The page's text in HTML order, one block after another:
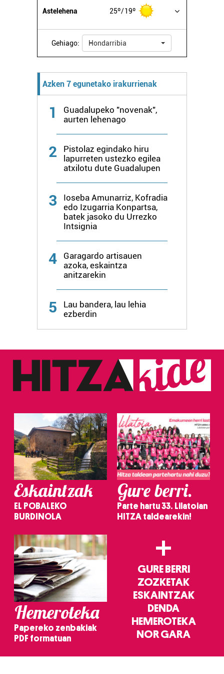
Astelehena 25º 19º
Gehiago: Hondarribia
Azken 7 egunetako irakurrienak
1
Guadalupeko "novenak",
aurten lehenago
2
Pistolaz egindako hiru
lapurreten ustezko egilea
atxilotu dute Guadalupen
3
Ioseba Amunarriz, Kofradia
edo Izugarria Konpartsa,
batek jasoko du Urrezko
Intsignia
4
Garagardo artisauen
azoka, eskaintza
anitzarekin
5
Lau bandera, lau lehia
ezberdin
Eskaintzak
EL POBALEKO
BURDINOLA
Gure berri.
Parte hartu 33. Lilatoian
HITZA taldearekin!
Hemeroteka
Papereko zenbakiak
PDF formatuan
+
GURE BERRI
ZOZKETAK
ESKAINTZAK
DENDA
HEMEROTEKA
NOR GARA